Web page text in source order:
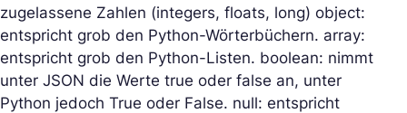
zugelassene Zahlen (integers, floats, long) object:
entspricht grob den Python-Wörterbüchern. array:
entspricht grob den Python-Listen. boolean: nimmt
unter JSON die Werte true oder false an, unter
Python jedoch True oder False. null: entspricht